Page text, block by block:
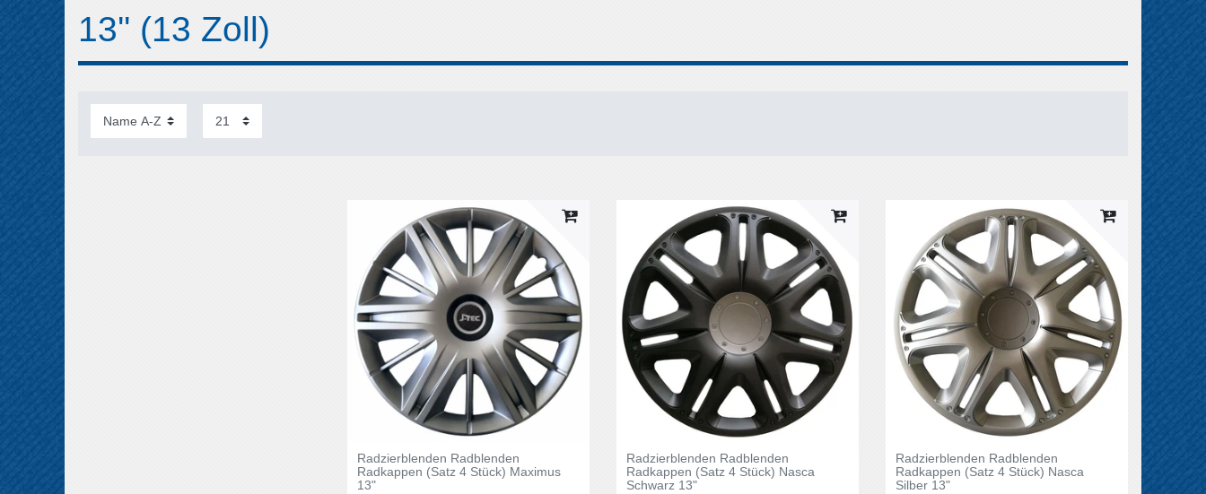
13'' (13 Zoll)
Radzierblenden Radblenden
Radkappen (Satz 4 Stück) Maximus
13"
Radzierblenden Radblenden
Radkappen (Satz 4 Stück) Nasca
Schwarz 13"
Radzierblenden Radblenden
Radkappen (Satz 4 Stück) Nasca
Silber 13"